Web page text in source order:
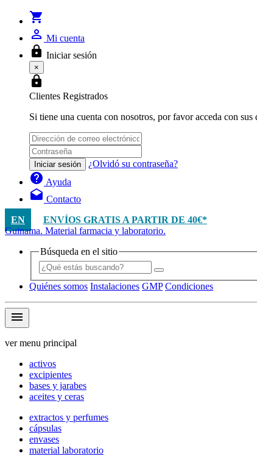
shopping_cart
person_outline Mi cuenta
lock Iniciar sesión
×
lock
Clientes Registrados
Si tiene una cuenta con nosotros, por favor acceda con sus
Iniciar sesión ¿Olvidó su contraseña?
help Ayuda
drafts Contacto
EN
ENVÍOS GRATIS A PARTIR DE 40€*
Guinama. Material farmacia y laboratorio.
Búsqueda en el sitio
Quiénes somos Instalaciones GMP Condiciones
menu
ver menu principal
activos
excipientes
bases y jarabes
aceites y ceras
extractos y perfumes
cápsulas
envases
material laboratorio